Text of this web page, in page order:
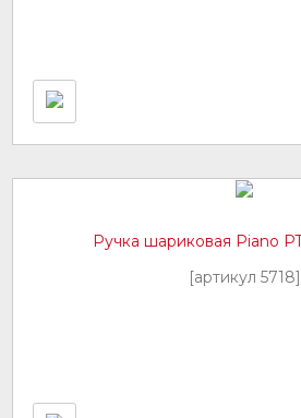
Ручка шариковая Piano
[артикул 5718]